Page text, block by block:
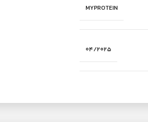
MYPROTEIN
04/2025